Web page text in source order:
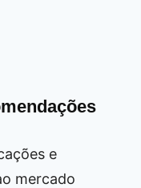
e
mercado